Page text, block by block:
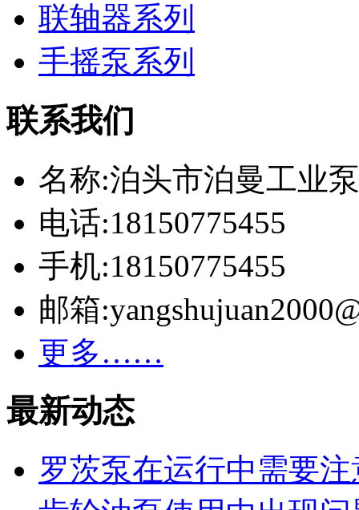
联轴器系列
手摇泵系列
联系我们
名称:泊头市泊曼工业
电话:18150775455
手机:18150775455
邮箱
更多……
最新动态
罗茨泵在运行中需要